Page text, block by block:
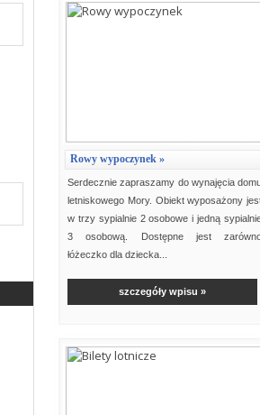
Rowy wypoczynek »
Serdecznie zapraszamy do wynajęcia
letniskowego Mory. Obiekt wyposażony
w trzy sypialnie 2 osobowe i jedną
3 osobową. Dostępne jest
łóżeczko dla dziecka...
szczegóły wpisu »